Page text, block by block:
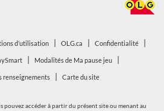
d’utilisation OLG.caouvrir
nouvelle
Confidentialitéouvrir
ouvrirModalités de Ma pause jeuouvrir
renseignements Carte du site
pouvez accéder à partir du présent site ou menant au